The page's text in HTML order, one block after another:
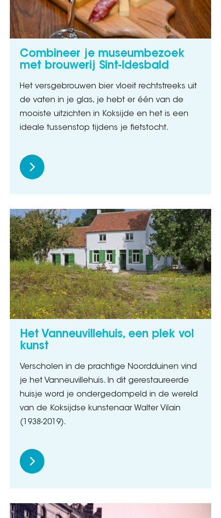
Combineer je museumbezoek
met brouwerij Sint-Idesbald
Het versgebrouwen bier vloeit rechtstreeks uit
de vaten in je glas, je hebt er één van de
mooiste uitzichten in Koksijde en het is een
ideale tussenstop tijdens je fietstocht.
Het Vanneuvillehuis, een plek vol
kunst
Verscholen in de prachtige Noordduinen vind
je het Vanneuvillehuis. In dit gerestaureerde
huisje word je ondergedompeld in de wereld
van de Koksijdse kunstenaar Walter Vilain
(1938-2019).